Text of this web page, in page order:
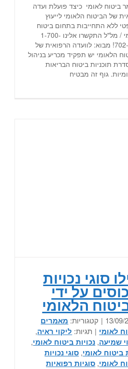
ביטוח לאומי כיצד פועלת ועדה
של הביטוח הלאומי לייעוץ
ללא התחייבות בתחום ביטוח
לאומי / מל"ל התקשרו אלינו 1-700-
702-755! מבוא: לוועדה הרפואית של
הלאומי יש תפקיד מכריע בניהול
תוכניות ביטוח הבריאות
גוף זה מבטיח
סוגי נכויות
על ידי
הלאומי
13/09/
| קטגוריות: מאמרים
לאומי | תגיות: ליקוי ראיה,
שמיעה, נכויות ביטוח לאומי,
ביטוח לאומי, סוגי נכויות
לאומי, סוגיות רפואיות